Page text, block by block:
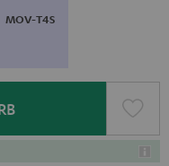
MOV-T4S